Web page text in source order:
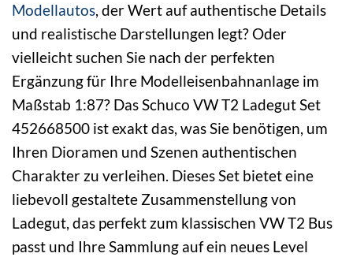
Modellautos, der Wert auf authentische Details
und realistische Darstellungen legt? Oder
vielleicht suchen Sie nach der perfekten
Ergänzung für Ihre Modelleisenbahnanlage im
Maßstab 1:87? Das Schuco VW T2 Ladegut Set
452668500 ist exakt das, was Sie benötigen, um
Ihren Dioramen und Szenen authentischen
Charakter zu verleihen. Dieses Set bietet eine
liebevoll gestaltete Zusammenstellung von
Ladegut, das perfekt zum klassischen VW T2 Bus
passt und Ihre Sammlung auf ein neues Level